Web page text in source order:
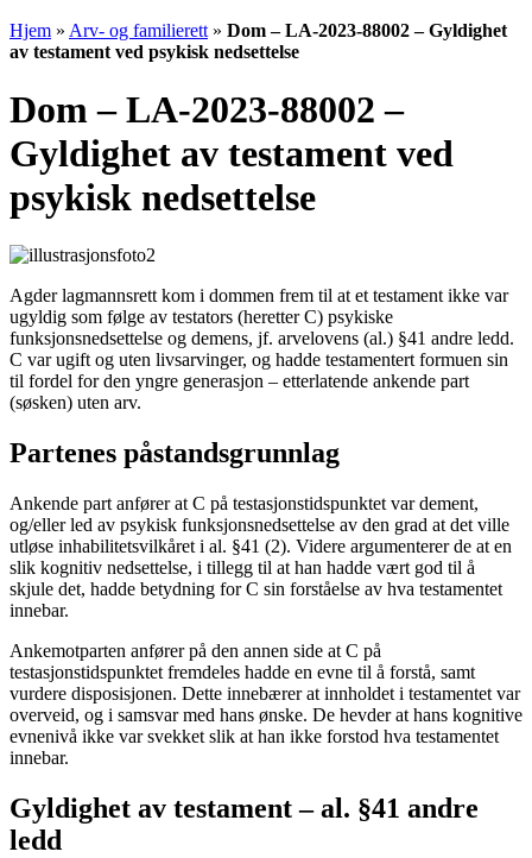
Hjem » Arv- og familierett » Dom – LA-2023-88002 – Gyldighet
av testament ved psykisk nedsettelse
Dom – LA-2023-88002 –
Gyldighet av testament ved
psykisk nedsettelse
Agder lagmannsrett kom i dommen frem til at et testament ikke var
ugyldig som følge av testators (heretter C) psykiske
funksjonsnedsettelse og demens, jf. arvelovens (al.) §41 andre ledd.
C var ugift og uten livsarvinger, og hadde testamentert formuen sin
til fordel for den yngre generasjon – etterlatende ankende part
(søsken) uten arv.
Partenes påstandsgrunnlag
Ankende part anfører at C på testasjonstidspunktet var dement,
og/eller led av psykisk funksjonsnedsettelse av den grad at det ville
utløse inhabilitetsvilkåret i al. §41 (2). Videre argumenterer de at en
slik kognitiv nedsettelse, i tillegg til at han hadde vært god til å
skjule det, hadde betydning for C sin forståelse av hva testamentet
innebar.
Ankemotparten anfører på den annen side at C på
testasjonstidspunktet fremdeles hadde en evne til å forstå, samt
vurdere disposisjonen. Dette innebærer at innholdet i testamentet var
overveid, og i samsvar med hans ønske. De hevder at hans kognitive
evnenivå ikke var svekket slik at han ikke forstod hva testamentet
innebar.
Gyldighet av testament – al. §41 andre
ledd